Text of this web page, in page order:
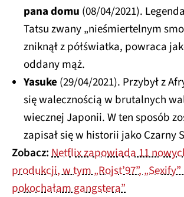
pana domu (08/04/2021).
Tatsu zwany „nieśmiertelnym
zniknął z półświatka, powraca
oddany mąż.
Yasuke(29/04/2021). Przybył z
się walecznością w brutalnych
wiecznej Japonii. W ten sposób
zapisał się w historii jako Czarny
Zobacz:Netflix zapowiada 11
produkcji, w tym „Rojst’97”,
pokochałam gangstera”